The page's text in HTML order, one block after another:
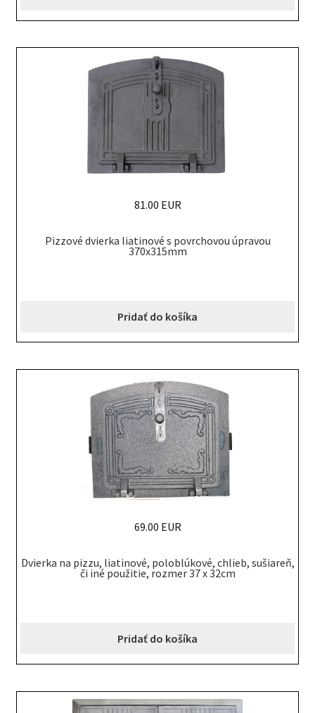
Pizzové dvierka liatinové s povrchovou úpravou
370x315mm
81.00 EUR
Pridať do košíka
Dvierka na pizzu, liatinové, poloblúkové, chlieb, sušiareň,
či iné použitie, rozmer 37 x 32cm
69.00 EUR
Pridať do košíka